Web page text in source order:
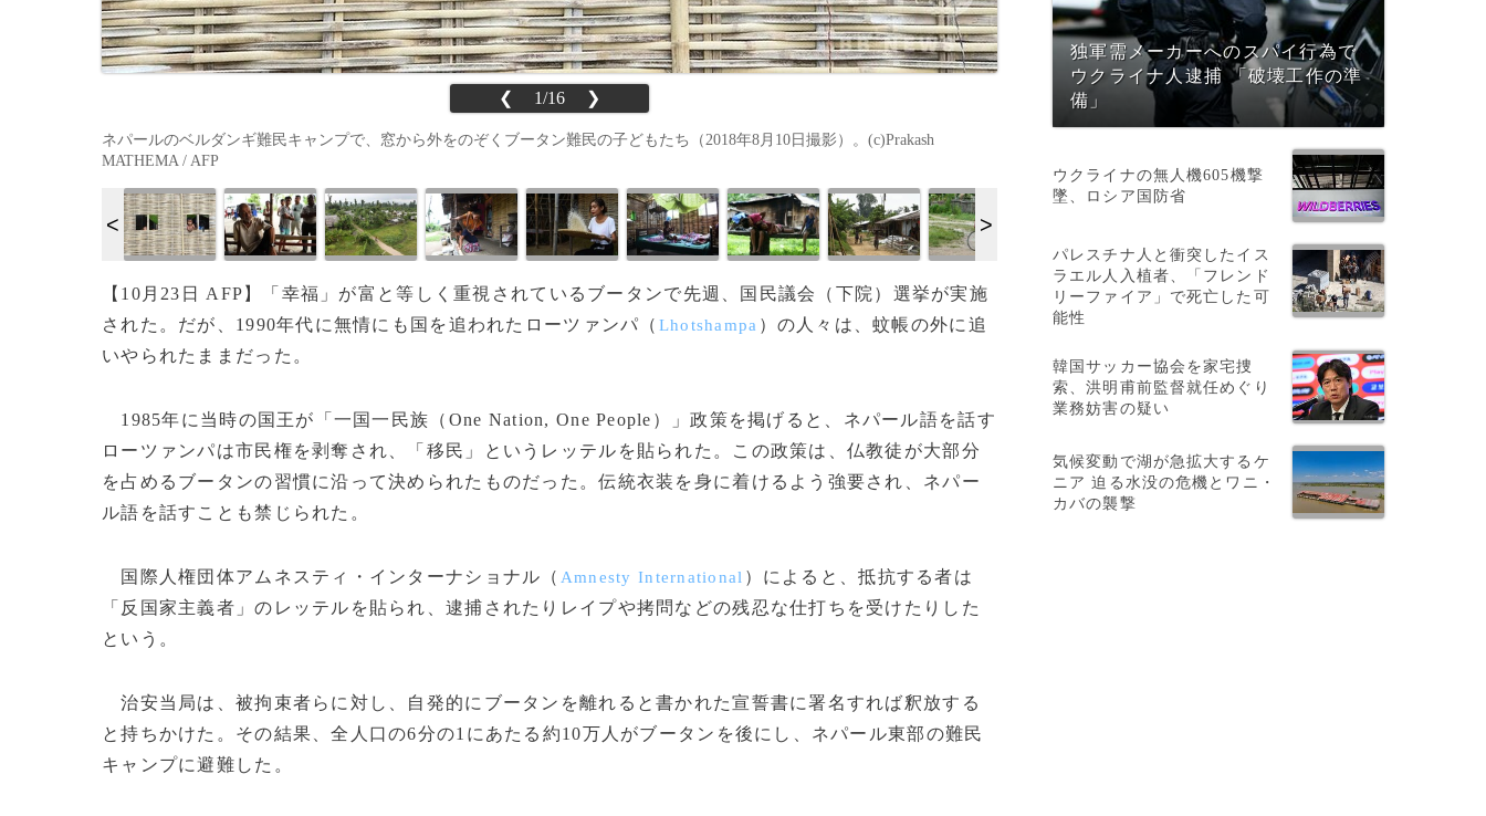
❮ 1/16 ❯
ネパールのベルダンギ難民キャンプで、窓から外をのぞくブータン難民の子どもたち（2018年8月10日撮影）。(c)Prakash
MATHEMA / AFP
【10月23日 AFP】「幸福」が富と等しく重視されているブータンで先週、国民議会（下院）選挙が実施
された。だが、1990年代に無情にも国を追われたローツァンパ（ Lhotshampa ）の人々は、蚊帳の外に追
いやられたままだった。
1985年に当時の国王が「一国一民族（One Nation, One People）」政策を掲げると、ネパール語を話す
ローツァンパは市民権を剥奪され、「移民」というレッテルを貼られた。この政策は、仏教徒が大部分
を占めるブータンの習慣に沿って決められたものだった。伝統衣装を身に着けるよう強要され、ネパー
ル語を話すことも禁じられた。
国際人権団体アムネスティ・インターナショナル（ Amnesty International ）によると、抵抗する者は
「反国家主義者」のレッテルを貼られ、逮捕されたりレイプや拷問などの残忍な仕打ちを受けたりした
という。
治安当局は、被拘束者らに対し、自発的にブータンを離れると書かれた宣誓書に署名すれば釈放する
と持ちかけた。その結果、全人口の6分の1にあたる約10万人がブータンを後にし、ネパール東部の難民
キャンプに避難した。
独軍需メーカーへのスパイ行為で
ウクライナ人逮捕 「破壊工作の準
備」
ウクライナの無人機605機撃
墜、ロシア国防省
パレスチナ人と衝突したイス
ラエル人入植者、「フレンド
リーファイア」で死亡した可
能性
韓国サッカー協会を家宅捜
索、洪明甫前監督就任めぐり
業務妨害の疑い
気候変動で湖が急拡大するケ
ニア 迫る水没の危機とワニ・
カバの襲撃